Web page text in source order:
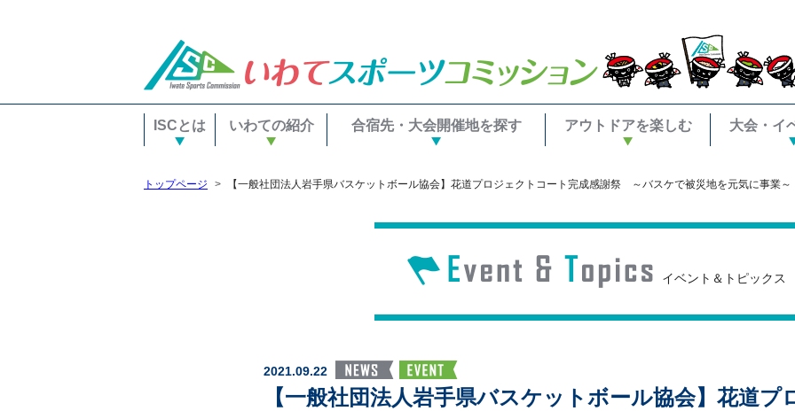
ISCとは いわての紹介 合宿先・大会開催地を探す アウトドアを楽しむ 大会・イ
トップページ 【一般社団法人岩手県バスケットボール協会】花道プロジェクトコート完成感謝祭 ～バスケで被災地を元気に事業～
イベント＆トピックス
2021.09.22
【一般社団法人岩手県バスケットボール協会】花道プ